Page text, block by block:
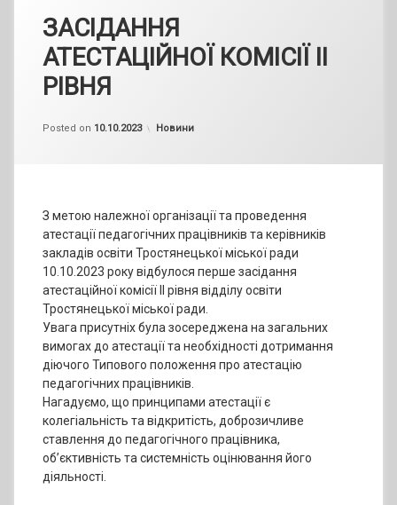
ЗАСІДАННЯ
АТЕСТАЦІЙНОЇ КОМІСІЇ ІІ
РІВНЯ
Posted on 10.10.2023
by
Categories:
Новини
З метою належної організації та проведення
атестації педагогічних працівників та керівників
закладів освіти Тростянецької міської ради
10.10.2023 року відбулося перше засідання
атестаційної комісії ІІ рівня відділу освіти
Тростянецької міської ради.
Увага присутніх була зосереджена на загальних
вимогах до атестації та необхідності дотримання
діючого Типового положення про атестацію
педагогічних працівників.
Нагадуємо, що принципами атестації є
колегіальність та відкритість, доброзичливе
ставлення до педагогічного працівника,
об’єктивність та системність оцінювання його
діяльності.